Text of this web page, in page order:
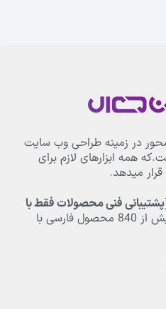
در زمینه طراحی وب سایت
همه ابزارهای لازم برای
میدهد.
پشتیبانی فنی محصولات فقط با
از 840 محصول فارسی با